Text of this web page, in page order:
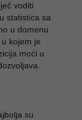
voditi
statistica sa
u domenu
kojem je
moći u
su